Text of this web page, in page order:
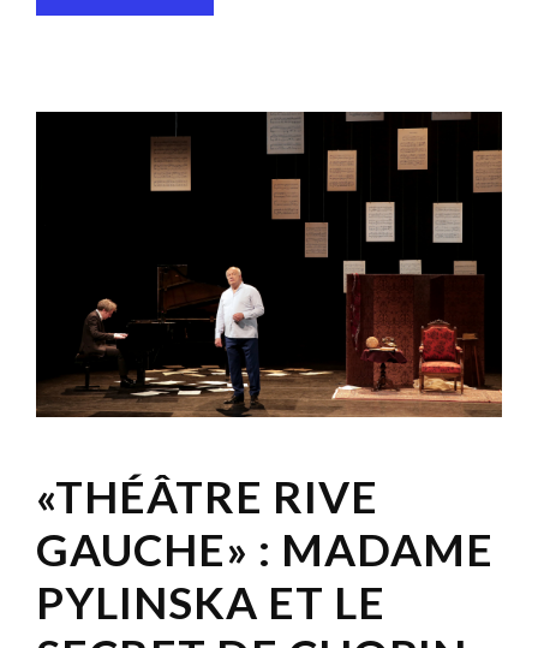
«THÉÂTRE RIVE
GAUCHE» : MADAME
PYLINSKA ET LE